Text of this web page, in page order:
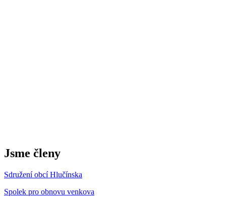
Jsme členy
Sdružení obcí Hlučínska
Spolek pro obnovu venkova